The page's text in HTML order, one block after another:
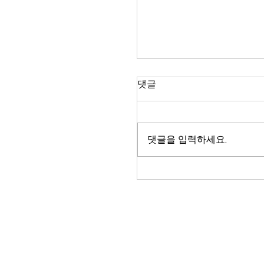
일정 안내
댓글
댓글을 입력하세요.